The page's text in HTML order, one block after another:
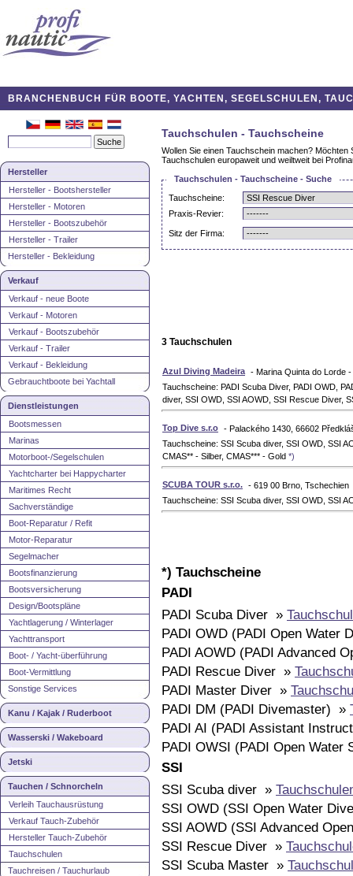
BRANCHENBUCH FÜR BOOTE, YACHTEN, SEGELSCHULEN,
Hersteller
Hersteller - Bootshersteller
Hersteller - Motoren
Hersteller - Bootszubehör
Hersteller - Trailer
Hersteller - Bekleidung
Verkauf
Verkauf - neue Boote
Verkauf - Motoren
Verkauf - Bootszubehör
Verkauf - Trailer
Verkauf - Bekleidung
Gebrauchtboote bei Yachtall
Dienstleistungen
Bootsmessen
Marinas
Motorboot-/Segelschulen
Yachtcharter bei Happycharter
Maritimes Recht
Sachverständige
Boot-Reparatur / Refit
Motor-Reparatur
Segelmacher
Bootsfinanzierung
Bootsversicherung
Design/Bootspläne
Yachtlagerung / Winterlager
Yachttransport
Boot- / Yacht-überführung
Boot-Vermittlung
Sonstige Services
Kanu / Kajak / Ruderboot
Wasserski / Wakeboard
Jetski
Tauchen / Schnorcheln
Verleih Tauchausrüstung
Verkauf Tauch-Zubehör
Hersteller Tauch-Zubehör
Tauchschulen
Tauchreisen / Tauchurlaub
Tauchschulen - Tauchscheine
Wollen Sie einen Tauchschein machen?
Tauchschulen europaweit und weiltweit bei
Tauchschulen - Tauchscheine - Suche
Tauchscheine:
Praxis-Revier:
Sitz der Firma:
3 Tauchschulen
Azul Diving Madeira - Marina Quinta do Lorde
Tauchscheine: PADI Scuba Diver, PADI OWD,
diver, SSI OWD, SSI AOWD, SSI Rescue Diver,
Top Dive s.r.o - Palackého 1430, 66602
Tauchscheine: SSI Scuba diver, SSI OWD, SSI
CMAS** - Silber, CMAS*** - Gold *)
SCUBA TOUR s.r.o. - 619 00 Brno, Tschechien
Tauchscheine: SSI Scuba diver, SSI OWD, SSI
*) Tauchscheine
PADI
PADI Scuba Diver »
PADI OWD (PADI Open Water
PADI AOWD (PADI Advanced
PADI Rescue Diver »
PADI Master Diver »
PADI DM (PADI Divemaster) »
PADI AI (PADI Assistant
PADI OWSI (PADI Open
SSI
SSI Scuba diver »
SSI OWD (SSI Open Water
SSI AOWD (SSI Advanced
SSI Rescue Diver »
SSI Scuba Master »